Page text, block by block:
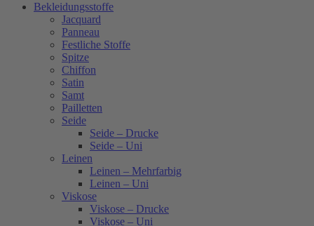
Bekleidungsstoffe
Jacquard
Panneau
Festliche Stoffe
Spitze
Chiffon
Satin
Samt
Pailletten
Seide
Seide – Drucke
Seide – Uni
Leinen
Leinen – Mehrfarbig
Leinen – Uni
Viskose
Viskose – Drucke
Viskose – Uni